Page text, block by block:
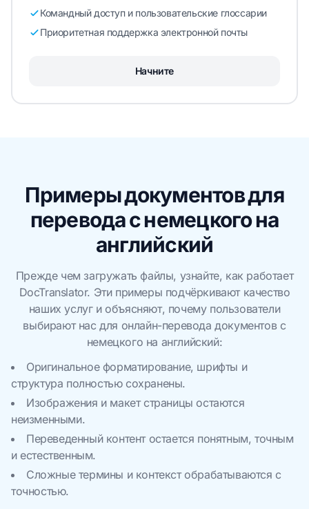
Командный доступ и пользовательские глоссарии
Приоритетная поддержка электронной почты
Начните
Примеры документов для
перевода с немецкого на
английский
Прежде чем загружать файлы, узнайте, как работает
DocTranslator. Эти примеры подчёркивают качество
наших услуг и объясняют, почему пользователи
выбирают нас для онлайн-перевода документов с
немецкого на английский:
Оригинальное форматирование, шрифты и
структура полностью сохранены.
Изображения и макет страницы остаются
неизменными.
Переведенный контент остается понятным, точным
и естественным.
Сложные термины и контекст обрабатываются с
точностью.